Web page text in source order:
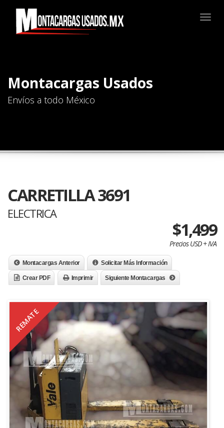
Montacargas Usados
Envíos a todo México
CARRETILLA 3691
ELECTRICA
$1,499
Precios USD + IVA
Montacargas Anterior Solicitar Más Información
Crear PDF Imprimir Siguiente Montacargas
REMATE